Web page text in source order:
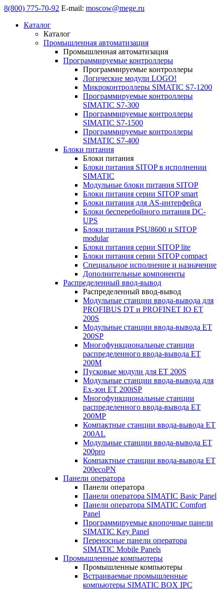
8(800) 775-70-92 E-mail: moscow@mege.ru
Каталог
Каталог
Промышленная автоматизация
Промышленная автоматизация
Программируемые контроллеры
Программируемые контроллеры
Логические модули LOGO!
Микроконтроллеры SIMATIC S7-1200
Программируемые контроллеры
SIMATIC S7-300
Программируемые контроллеры
SIMATIC S7-1500
Программируемые контроллеры
SIMATIC S7-400
Блоки питания
Блоки питания
Блоки питания SITOP в исполнении
SIMATIC
Модульные блоки питания SITOP
Блоки питания серии SITOP smart
Блоки питания для AS-интерфейса
Блоки бесперебойного питания DC-
UPS
Блоки питания PSU8600 и SITOP
modular
Блоки питания серии SITOP lite
Блоки питания серии SITOP compact
Специальное исполнение и назначение
Дополнительные компоненты
Распределенный ввод-вывод
Распределенный ввод-вывод
Модульные станции ввода-вывода для
PROFIBUS DT и PROFINET IO ET
200S
Модульные станции ввода-вывода ET
200SP
Многофункциональные станции
распределенного ввода-вывода ET
200M
Пусковые модули для ET 200S
Модульные станции ввода-вывода для
Ex-зон ET 200iSP
Многофункциональные станции
распределенного ввода-вывода ET
200MP
Компактные станции ввода-вывода ET
200AL
Модульные станции ввода-вывода ET
200pro
Компактные станции ввода-вывода ET
200ecoPN
Панели оператора
Панели оператора
Панели оператора SIMATIC Basic Panel
Панели оператора SIMATIC Comfort
Panel
Программируемые кнопочные панели
SIMATIC Key Panel
Переносные панели оператора
SIMATIC Mobile Panels
Промышленные компьютеры
Промышленные компьютеры
Встраиваемые промышленные
компьютеры SIMATIC BOX IPC